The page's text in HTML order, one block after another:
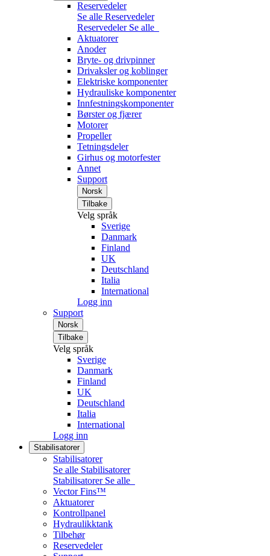
Reservedeler
Se alle Reservedeler
Reservedeler Se alle
Aktuatorer
Anoder
Bryte- og drivpinner
Drivaksler og koblinger
Elektriske komponenter
Hydrauliske komponenter
Innfestningskomponenter
Børster og fjærer
Motorer
Propeller
Tetningsdeler
Girhus og motorfester
Annet
Support
Norsk
Tilbake
Velg språk
Sverige
Danmark
Finland
UK
Deutschland
Italia
International
Logg inn
Support
Norsk
Tilbake
Velg språk
Sverige
Danmark
Finland
UK
Deutschland
Italia
International
Logg inn
Stabilisatorer
Stabilisatorer
Se alle Stabilisatorer
Stabilisatorer Se alle
Vector Fins™
Aktuatorer
Kontrollpanel
Hydraulikktank
Tilbehør
Reservedeler